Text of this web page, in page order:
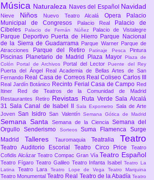
Música Naturaleza Naves del Español Navidad
Nieve Niños Nuevo Teatro Alcalá Opera
Palacio
Municipal de Congresos
Palacio Real
Palacio de
Cibeles
Palacio de Fernán Núñez Palacio de Vistalegre
Parque Deportivo Puerta de Hierro Parque Nacional
de la Sierra de Guadarrama Parque Warner Parque de
Atracciones
Parque del Retiro Patinaje Pesca Pintura
Piscinas Planetario de Madrid Plaza Mayor
Plaza de
Colón Portal de Archivos Portal del LectorPuente del Rey
Puerta del Ángel
Real Academia de Bellas Artes de San
Fernando Real Casa de Correos Real Coliseo Carlos III
Real Jardín Botánico Recinto Ferial Casa de Campo Red
Itiner
Red de Teatros de la Comunidad de Madrid
Restaurantes
Retiro Revistas Ruta VerdeSala Alcalá
31Sala Canal de Isabel IISala Expometro Sala de Arte
JovenSan IsidroSan Valentín Semana Gótica de Madrid
Semana Santa Semana de la Ciencia Semana del
Orgullo Senderismo SorteosSuma FlamencaSurge
Madrid Talleres Tauromaquia Teatralia Teatro
Teatro Auditorio Escorial Teatro Circo Price Teatro
Cofidis AlcázarTeatro Compac Gran Vía Teatro Español
Teatro Fígaro Teatro Galileo Teatro Infanta IsabelTeatro La
Latina Teatro LaraTeatro Lope de Vega Teatro Marquina
Teatro Monumental Teatro Real Teatro de la Abadía Teatro